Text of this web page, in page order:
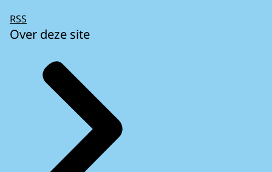
RSS
Over deze site